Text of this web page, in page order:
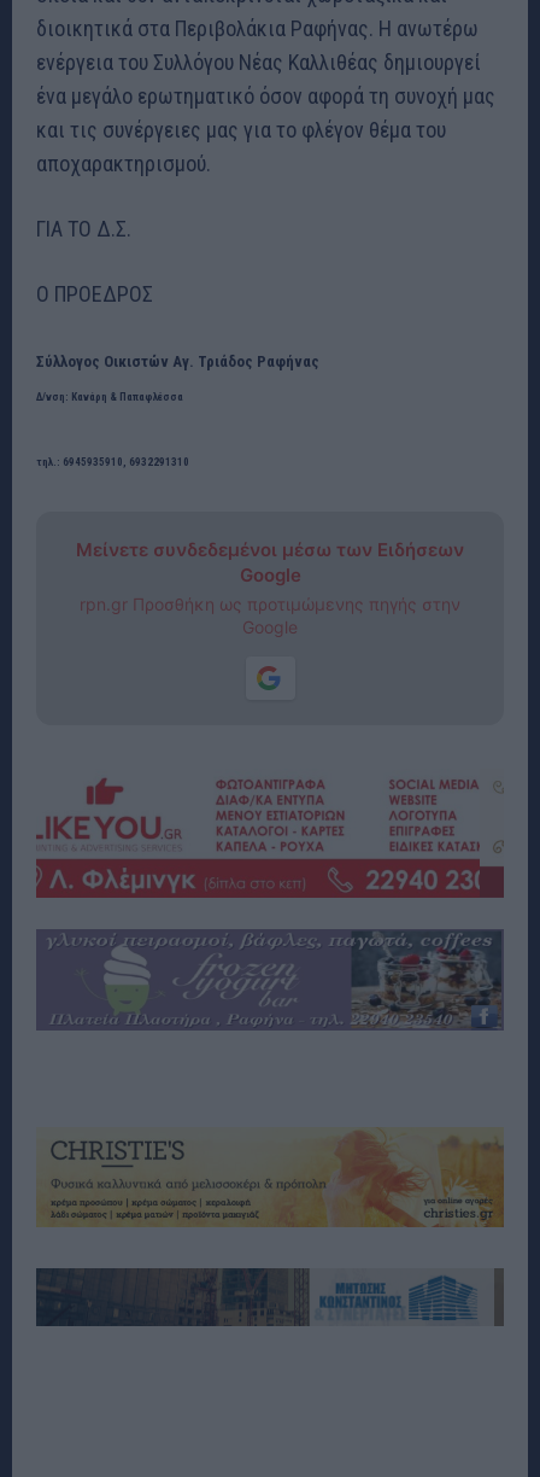
διοικητικά στα Περιβολάκια Ραφήνας. Η ανωτέρω
ενέργεια του Συλλόγου Νέας Καλλιθέας δημιουργεί
ένα μεγάλο ερωτηματικό όσον αφορά τη συνοχή μας
και τις συνέργειες μας για το φλέγον θέμα του
αποχαρακτηρισμού.
ΓΙΑ ΤΟ Δ.Σ.
Ο ΠΡΟΕΔΡΟΣ
Σύλλογος Οικιστών Αγ. Τριάδος Ραφήνας
Δ/νση: Κανάρη & Παπαφλέσσα
τηλ.: 6945935910, 6932291310
Μείνετε συνδεδεμένοι μέσω των Ειδήσεων
Google
rpn.gr Προσθήκη ως προτιμώμενης πηγής στην
Google